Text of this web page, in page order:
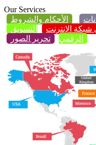
Our Services
الأحكام والشروط
شبكة الإنترنت
التسويق
الرقمي
تحرير الصور